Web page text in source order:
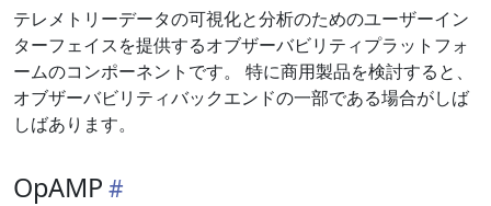
テレメトリーデータの可視化と分析のためのユーザーイン
ターフェイスを提供するオブザーバビリティプラットフォ
ームのコンポーネントです。 特に商用製品を検討すると、
オブザーバビリティバックエンドの一部である場合がしば
しばあります。
OpAMP